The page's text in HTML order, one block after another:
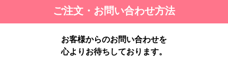
第三者に提供する目的：パーソナライズ広告配信および効果測定・
最適化のため。
提供する個人情報の項目：Cookie 等の識別子、広告 ID、閲覧・行
動履歴、IP、ブラウザ・端末情報、（同意時）メールアドレス等の
提供の手段又は方法：当社ウェブサイトのタグ・SDK・API 等に
ご注文・お問い合わせ方法
お客様からのお問い合わせを
心よりお待ちしております。